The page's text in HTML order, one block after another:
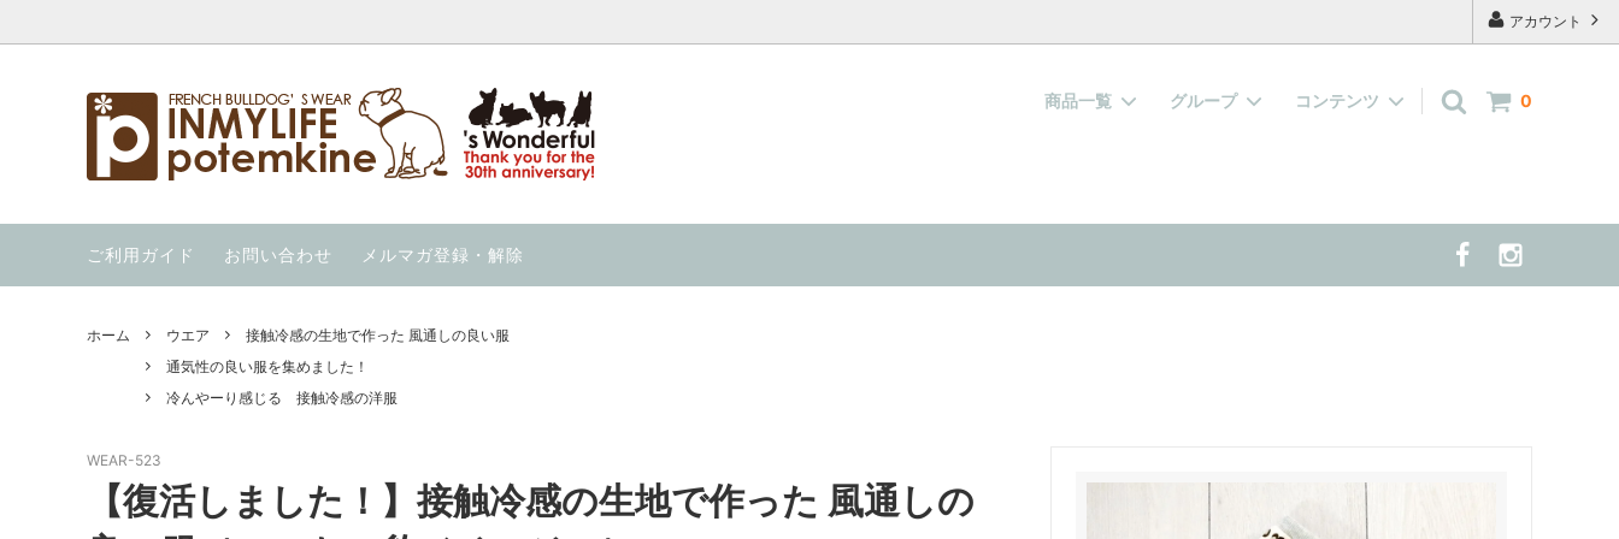
アカウント
0
商品一覧
ウエア クールウォーカー（夏用ハーネス）
ウィンター・ウォーカー（秋冬用ハーネ
ス）
ニットキャップ ネックウォーマー 雑貨
グループ
【暑さ対策応援価格】の商品を集めまし
夏用ハーネス COOL WALKER
通気性の良い服を集めました！ 冷んやーり感じる 接触冷感の洋服
コンテンツ
INMYLIFE potemkineの手仕事 当店の梱包と発送方法につきまして
ウォーホル絵本
OUT & IN 『水で濡らして着せる服』の
ススメ 2026
INMYLIFE potemkineが提案する 夏の
当店の看板犬 兼 モデル犬 の紹介
ご利用ガイド
お問い合わせ メルマガ登録・解除
ホーム ウエア
接触冷感の生地で作った 風通しの良い服
通気性の良い服を集めました！
冷んやーり感じる 接触冷感の洋服
WEAR-523
【復活しました！】接触冷感の生地で作った 風通しの